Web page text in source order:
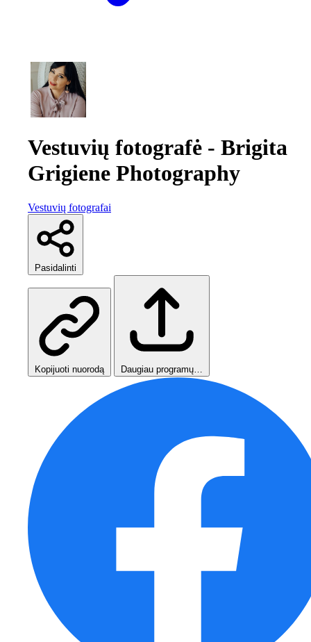
Vestuvių fotografė - Brigita
Grigiene Photography
Vestuvių fotografai
Pasidalinti
Kopijuoti nuorodą Daugiau programų…